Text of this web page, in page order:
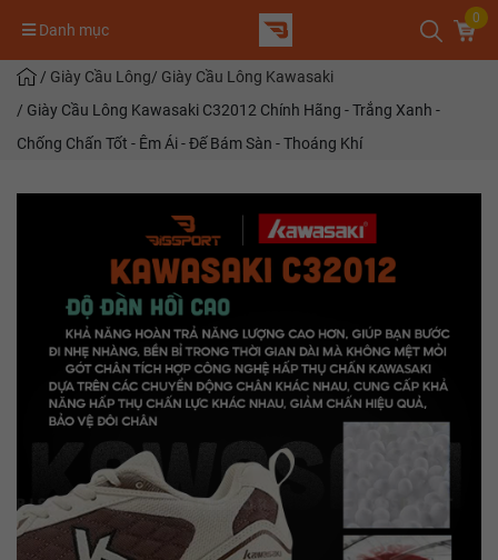
Danh mục
0
/ Giày Cầu Lông/ Giày Cầu Lông Kawasaki
/ Giày Cầu Lông Kawasaki C32012 Chính Hãng - Trắng Xanh -
Chống Chấn Tốt - Êm Ái - Đế Bám Sàn - Thoáng Khí